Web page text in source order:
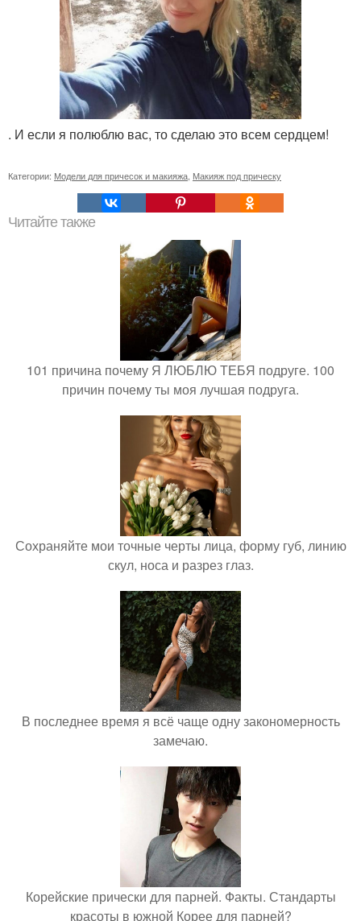
. И если я полюблю вас, то сделаю это всем сердцем!
Категории: Модели для причесок и макияжа Макияж под прическу
Читайте также
101 причина почему Я ЛЮБЛЮ ТЕБЯ подруге. 100
причин почему ты моя лучшая подруга.
Сохраняйте мои точные черты лица, форму губ, линию
скул, носа и разрез глаз.
В последнее время я всё чаще одну закономерность
замечаю.
Корейские прически для парней. Факты. Стандарты
красоты в южной Корее для парней?